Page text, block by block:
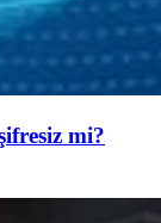
mi?